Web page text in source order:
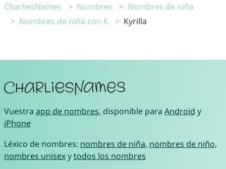
CharliesNames Nombres
Nombres de niña
Nombres de niña con K
Kyrilla
Vuestra app de nombres, disponible para Android y
iPhone
Léxico de nombres: nombres de niña, nombres de niño,
nombres unisexytodos los nombres